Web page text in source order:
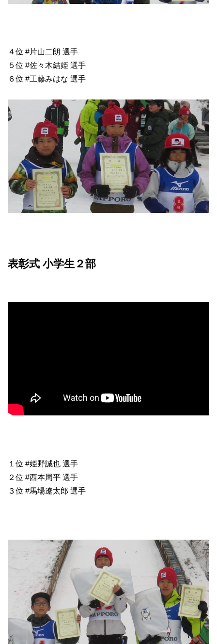
４位 #片山二朗 選手
５位 #佐々木結姫 選手
６位 #工藤みはな 選手
表彰式 小学生２部
１位 #姫野誠也 選手
２位 #西本周平 選手
３位 #馬場遼太郎 選手